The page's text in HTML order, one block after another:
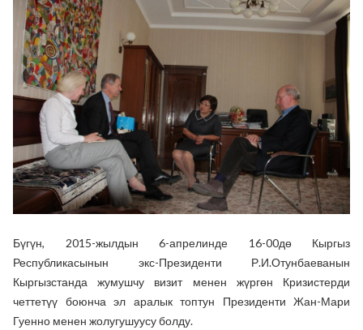
Бүгүн, 2015-жылдын 6-апрелинде 16-00дө Кыргыз
Республикасынын экс-Президенти Р.И.Отунбаеванын
Кыргызстанда жумушчу визит менен жүргөн Кризистерди
четтетүү боюнча эл аралык топтун Президенти Жан-Мари
Гуенно менен жолугушуусу болду.